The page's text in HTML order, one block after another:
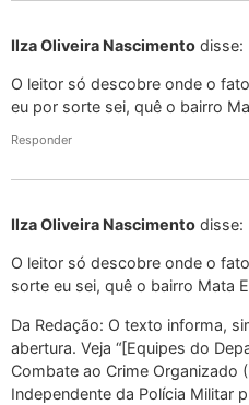
Ilza Oliveira Nascimento disse:
O leitor só descobre onde o
eu por sorte sei, quê o bairro
Responder
Ilza Oliveira Nascimento disse:
O leitor só descobre onde o
sorte eu sei, quê o bairro Mata
Da Redação: O texto informa,
abertura. Veja “[Equipes do
Combate ao Crime Organizado
Independente da Polícia Militar